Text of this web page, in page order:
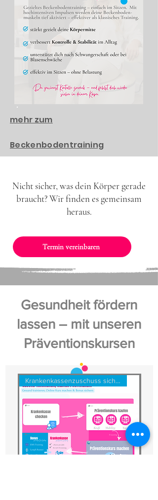
mehr zum
Beckenbodentraining
Nicht sicher, was dein Körper gerade
braucht? Wir finden es gemeinsam
heraus.
Termin vereinbaren
Gesundheit fördern
lassen – mit unseren
Präventionskursen
Krankenkassenzuschuss sichern!